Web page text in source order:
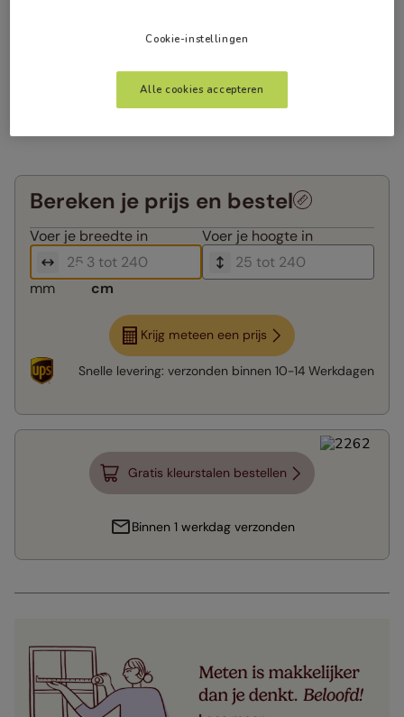
Bereken je prijs en bestel
Voer je breedte in Voer je hoogte in
mm cm
Krijg meteen een prijs
Snelle levering: verzonden binnen 10-14 Werkdagen
Gratis kleurstalen bestellen
Binnen 1 werkdag verzonden
Cookie-instellingen
Alle cookies accepteren